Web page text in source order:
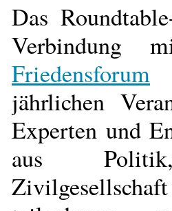
Das
Verbindung
Friedensforum
jährlichen
Experten und
aus